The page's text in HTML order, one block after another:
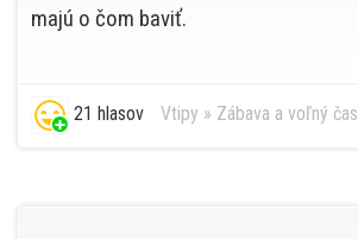
majú o čom baviť.
21 hlasov Vtipy » Zábava a voľný čas